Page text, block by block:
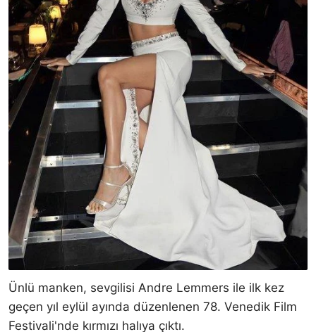
Ünlü manken, sevgilisi Andre Lemmers ile ilk kez
geçen yıl eylül ayında düzenlenen 78. Venedik Film
Festivali'nde kırmızı halıya çıktı.